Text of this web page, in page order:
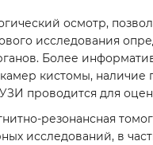
осмотр,
исследования
Более
кистомы,
проводится для
резонансная
исследований, в